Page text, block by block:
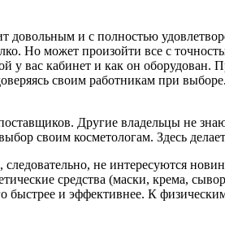
довольным и с полностью
Но может произойти все с
у вас кабинет и как он
своим работникам при выборе.
Другие владельцы не
своим косметологам. Здесь
не интересуются
средства (маски, крема,
и эффективнее. К